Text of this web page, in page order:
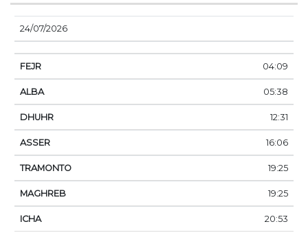
24/07/2026
04:09
05:38
12:31
16:06
19:25
19:25
20:53